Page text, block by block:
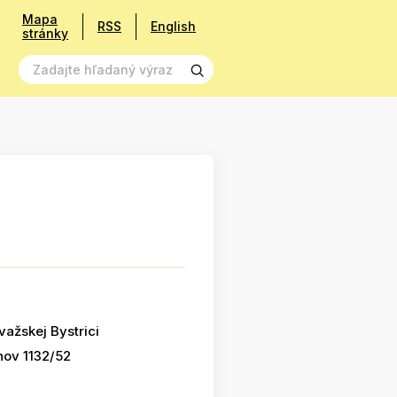
Mapa
stránky
RSS English
Bystrici
1132/52